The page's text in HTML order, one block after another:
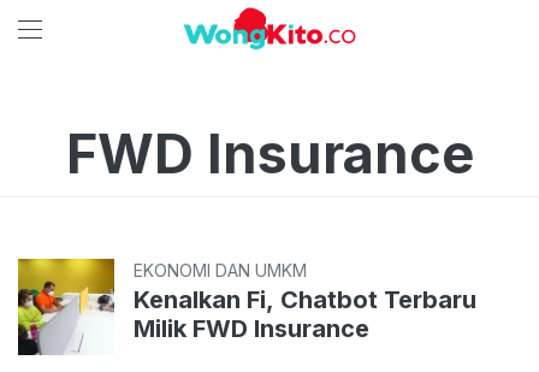
FWD Insurance
EKONOMI DAN UMKM
Kenalkan Fi, Chatbot Terbaru
Milik FWD Insurance